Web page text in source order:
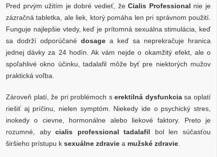
Pred prvým užitím je dobré vedieť, žeCialis Professional nie je
zázračná tabletka, ale liek, ktorý pomáha len pri správnom použití.
Funguje najlepšie vtedy, keď je prítomná sexuálna stimulácia, keď
sa dodrží odporúčané dosage a keď sa neprekračuje hranica
jednej dávky za 24 hodín. Ak vám nejde o okamžitý efekt, ale o
spoľahlivé okno účinku, tadalafil môže byť pre niektorých mužov
praktická voľba.
Zároveň platí, že pri problémoch serektilná dysfunkciasa oplatí
riešiť aj príčinu, nielen symptóm. Niekedy ide o psychický stres,
inokedy o cievne, hormonálne alebo liekové faktory. Preto je
rozumné, abycialis professional tadalafil bol len súčasťou
širšieho prístupu k sexuálne zdravie a mužské zdravie